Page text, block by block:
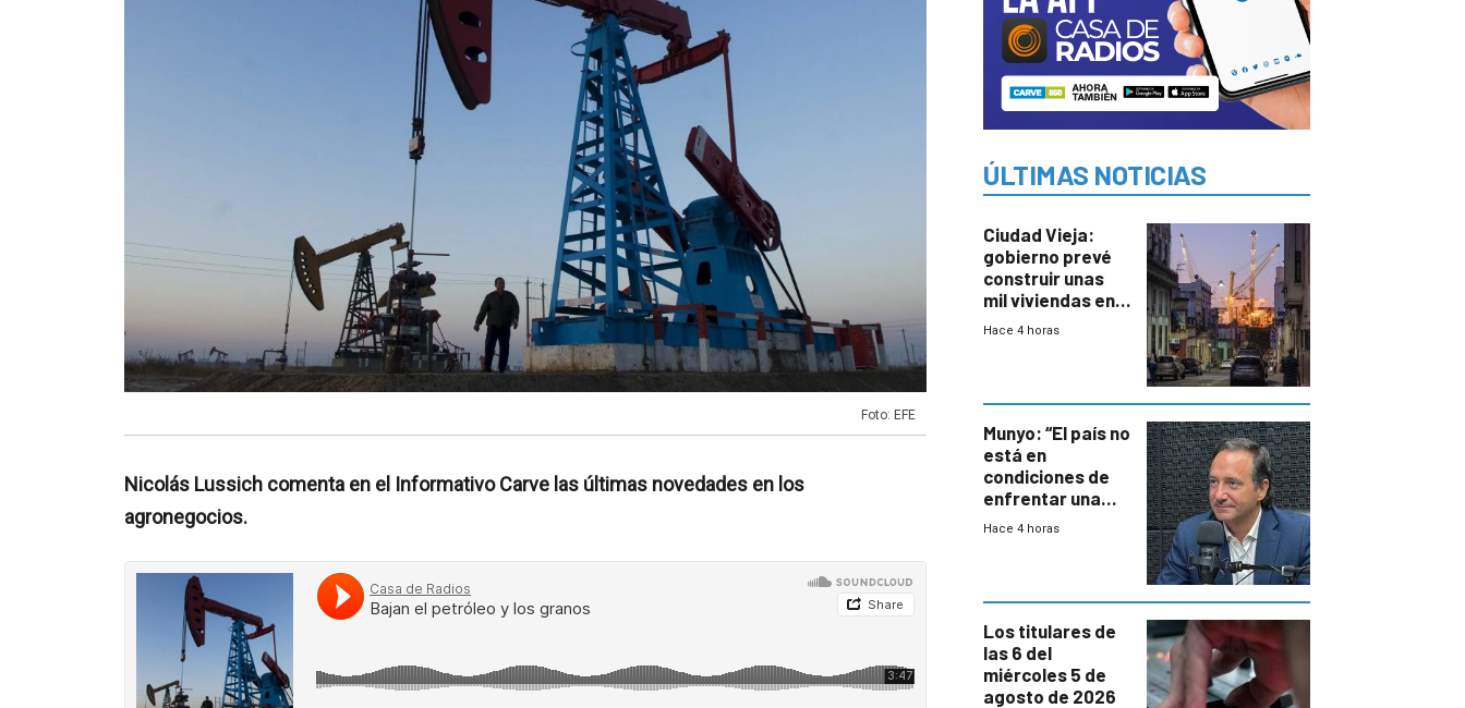
Foto: EFE
Nicolás Lussich comenta en el Informativo Carve las últimas novedades en los
agronegocios.
ÚLTIMAS NOTICIAS
Ciudad Vieja:
gobierno prevé
construir unas
mil viviendas en
un plan de
Hace 4 horas
Munyo: “El país no
está en
condiciones de
enfrentar una
reducción de la
Hace 4 horas
Los titulares de
las 6 del
miércoles 5 de
agosto de 2026